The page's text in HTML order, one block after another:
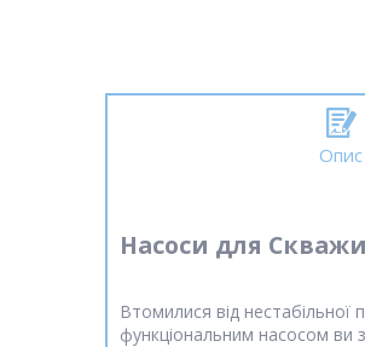
Опис
Насоси для
Втомилися від
функціональним насосом ви